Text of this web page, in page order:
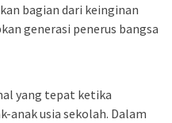
bagian dari keinginan
generasi penerus bangsa
yang tepat ketika
anak usia sekolah. Dalam